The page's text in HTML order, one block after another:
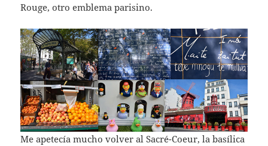
Rouge, otro emblema parisino.
Me apetecía mucho volver al Sacré-Coeur, la basílica